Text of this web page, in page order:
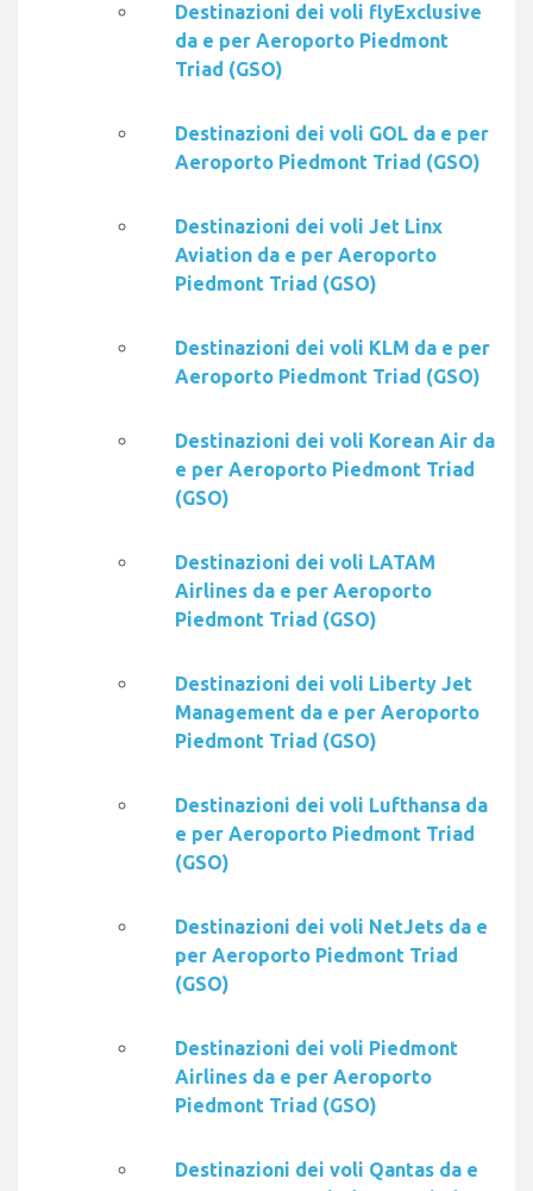
Destinazioni dei voli flyExclusive
da e per Aeroporto Piedmont
Triad (GSO)
Destinazioni dei voli GOL da e per
Aeroporto Piedmont Triad (GSO)
Destinazioni dei voli Jet Linx
Aviation da e per Aeroporto
Piedmont Triad (GSO)
Destinazioni dei voli KLM da e per
Aeroporto Piedmont Triad (GSO)
Destinazioni dei voli Korean Air da
e per Aeroporto Piedmont Triad
(GSO)
Destinazioni dei voli LATAM
Airlines da e per Aeroporto
Piedmont Triad (GSO)
Destinazioni dei voli Liberty Jet
Management da e per Aeroporto
Piedmont Triad (GSO)
Destinazioni dei voli Lufthansa da
e per Aeroporto Piedmont Triad
(GSO)
Destinazioni dei voli NetJets da e
per Aeroporto Piedmont Triad
(GSO)
Destinazioni dei voli Piedmont
Airlines da e per Aeroporto
Piedmont Triad (GSO)
Destinazioni dei voli Qantas da e